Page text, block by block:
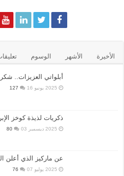
الأخيرة الأشهر الوسوم
أبلواتي العزيزات..
2025 يونيو 16 127
ذكريات لذيذة كوخز الإبر
2025 ديسمبر 03 80
عن ماركيز الذي أعلن
2025 يوليو 07 76